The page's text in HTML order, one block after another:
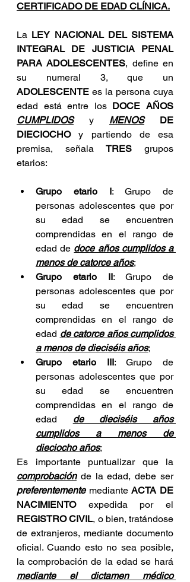
CERTIFICADO DE EDAD CLÍNICA.
La LEY NACIONAL DEL SISTEMA
INTEGRAL DE JUSTICIA PENAL
PARA ADOLESCENTES, define en
ADOLESCENTE es la persona cuya
edad está entre los
CUMPLIDOS y MENOS DE
DIECIOCHO y partiendo de esa
premisa, señala TRES grupos
etarios:
Grupo etario I: Grupo de
personas adolescentes que por
su edad se encuentren
comprendidas en el rango de
edad de doce años cumplidos a
menos de catorce años;
Grupo etario II: Grupo de
personas adolescentes que por
su edad se encuentren
comprendidas en el rango de
edad de catorce años cumplidos
a menos de dieciséis años;
Grupo etario III: Grupo de
personas adolescentes que por
su edad se encuentren
comprendidas en el rango de
edad de dieciséis años
cumplidos a menos de
dieciocho años;
comprobación
de la edad, debe ser
preferentemente mediante ACTA DE
NACIMIENTO
REGISTRO CIVIL, o bien, tratándose
de extranjeros, mediante documento
oficial. Cuando esto no sea posible,
mediante el dictamen médico